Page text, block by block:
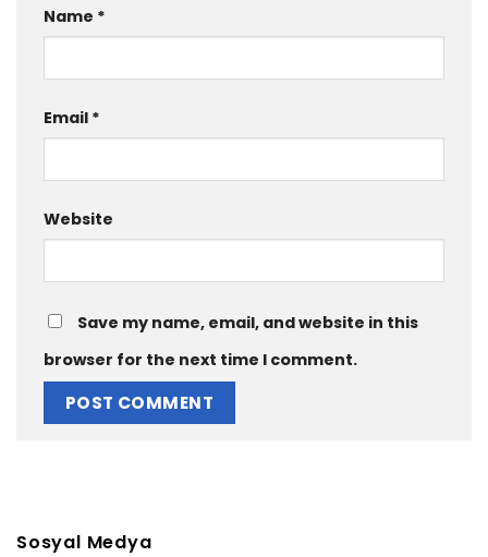
Name *
Email *
Website
Save my name, email, and website in this
browser for the next time I comment.
Sosyal Medya